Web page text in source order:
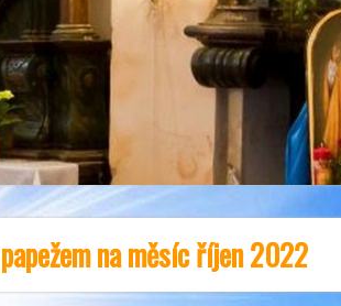
na měsíc říjen 2022